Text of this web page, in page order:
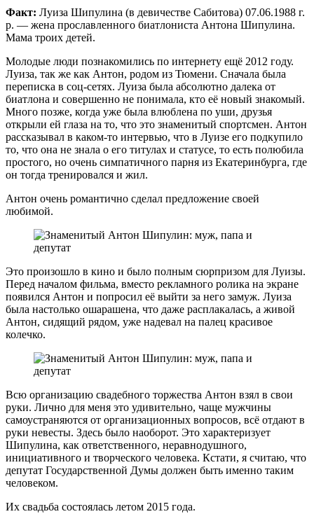
Факт: Луиза Шипулина (в девичестве Сабитова) 07.06.1988 г.
р. — жена прославленного биатлониста Антона Шипулина.
Мама троих детей.
Молодые люди познакомились по интернету ещё 2012 году.
Луиза, так же как Антон, родом из Тюмени. Сначала была
переписка в соц-сетях. Луиза была абсолютно далека от
биатлона и совершенно не понимала, кто её новый знакомый.
Много позже, когда уже была влюблена по уши, друзья
открыли ей глаза на то, что это знаменитый спортсмен. Антон
рассказывал в каком-то интервью, что в Луизе его подкупило
то, что она не знала о его титулах и статусе, то есть полюбила
простого, но очень симпатичного парня из Екатеринбурга, где
он тогда тренировался и жил.
Антон очень романтично сделал предложение своей
любимой.
Это произошло в кино и было полным сюрпризом для Луизы.
Перед началом фильма, вместо рекламного ролика на экране
появился Антон и попросил её выйти за него замуж. Луиза
была настолько ошарашена, что даже расплакалась, а живой
Антон, сидящий рядом, уже надевал на палец красивое
колечко.
Всю организацию свадебного торжества Антон взял в свои
руки. Лично для меня это удивительно, чаще мужчины
самоустраняются от организационных вопросов, всё отдают в
руки невесты. Здесь было наоборот. Это характеризует
Шипулина, как ответственного, неравнодушного,
инициативного и творческого человека. Кстати, я считаю, что
депутат Государственной Думы должен быть именно таким
человеком.
Их свадьба состоялась летом 2015 года.